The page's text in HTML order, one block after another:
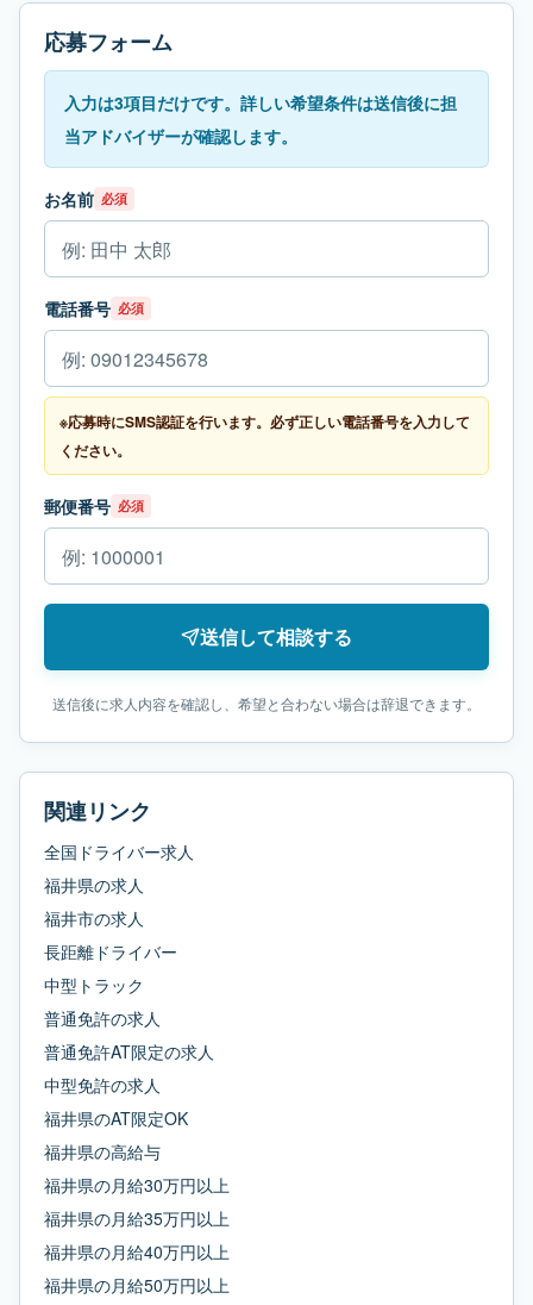
応募フォーム
入力は3項目だけです。詳しい希望条件は送信後に担
当アドバイザーが確認します。
お名前 必須
電話番号 必須
※応募時にSMS認証を行います。必ず正しい電話番号を入力して
ください。
郵便番号 必須
送信して相談する
送信後に求人内容を確認し、希望と合わない場合は辞退できます。
関連リンク
全国ドライバー求人
福井県の求人
福井市の求人
長距離ドライバー
中型トラック
普通免許の求人
普通免許AT限定の求人
中型免許の求人
福井県のAT限定OK
福井県の高給与
福井県の月給30万円以上
福井県の月給35万円以上
福井県の月給40万円以上
福井県の月給50万円以上